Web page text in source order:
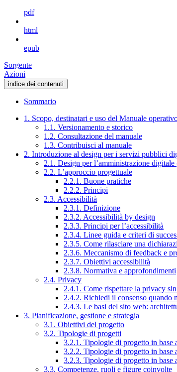
pdf
html
epub
Sorgente
Azioni
indice dei contenuti
Sommario
1. Scopo, destinatari e uso del Manuale
1.1. Versionamento e storico
1.2. Consultazione del manuale
1.3. Contribuisci al manuale
2. Introduzione al design per i servizi pubblici
2.1. Design per l’amministrazione digitale
2.2. L’approccio progettuale
2.2.1. Buone pratiche
2.2.2. Principi
2.3. Accessibilità
2.3.1. Definizione
2.3.2. Accessibilità by design
2.3.3. Principi per l’accessibilità
2.3.4. Linee guida e criteri di
2.3.5. Come rilasciare una
2.3.6. Meccanismo di feedback e
2.3.7. Obiettivi accessibilità
2.3.8. Normativa e approfondimenti
2.4. Privacy
2.4.1. Come rispettare la privacy
2.4.2. Richiedi il consenso quando
2.4.3. Le basi del sito web:
3. Pianificazione, gestione e strategia
3.1. Obiettivi del progetto
3.2. Tipologie di progetti
3.2.1. Tipologie di progetto in
3.2.2. Tipologie di progetto in base
3.2.3. Tipologie di progetto in base
3.3. Competenze, ruoli e figure coinvolte